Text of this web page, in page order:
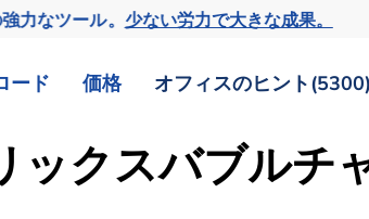
力なツール。少ない労力で大きな成果。
ード 価格 オフィスのヒント(5300)
ックスバブルチ